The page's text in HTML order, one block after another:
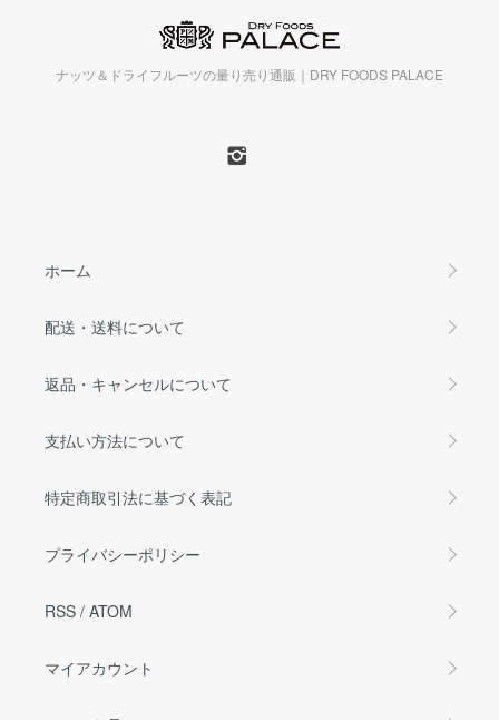
ナッツ＆ドライフルーツの量り売り通販｜DRY FOODS PALACE
ホーム
配送・送料について
返品・キャンセルについて
支払い方法について
特定商取引法に基づく表記
プライバシーポリシー
RSS / ATOM
マイアカウント